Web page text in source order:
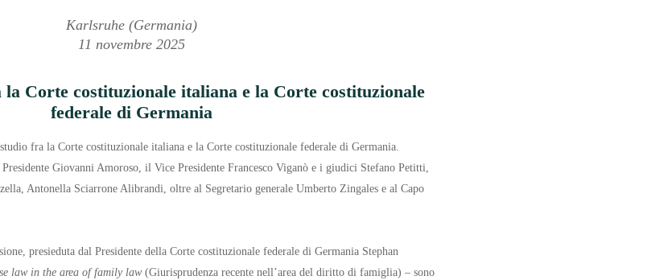
Karlsruhe (Germania)
11 novembre 2025
Corte costituzionale italiana e la Corte costituzionale
federale di Germania
fra la Corte costituzionale italiana e la Corte costituzionale federale di Germania.
Giovanni Amoroso, il Vice Presidente Francesco Viganò e i giudici Stefano Petitti,
Antonella Sciarrone Alibrandi, oltre al Segretario generale Umberto Zingales e al Capo
presieduta dal Presidente della Corte costituzionale federale di Germania Stephan
law in the area of family law(Giurisprudenza recente nell’area del diritto di famiglia) – sono